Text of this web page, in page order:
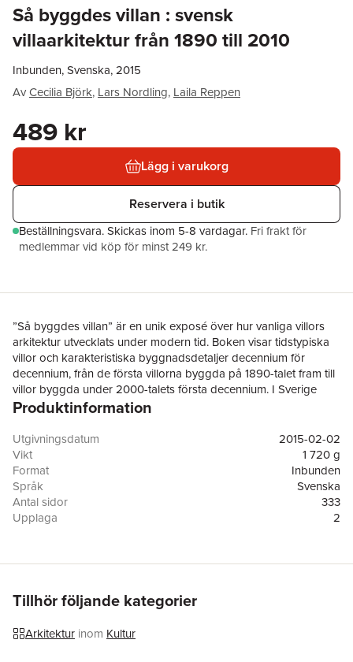
Så byggdes villan : svensk
villaarkitektur från 1890 till 2010
Inbunden, Svenska, 2015
AvCecilia Björk, Lars Nordling, Laila Reppen
489 kr
Lägg i varukorg
Reservera i butik
Beställningsvara.Skickas inom 5-8 vardagar. Fri frakt för
medlemmar vid köp för minst 249 kr.
”Så byggdes villan” är en unik exposé över hur vanliga villors
arkitektur utvecklats under modern tid. Boken visar tidstypiska
villor och karakteristiska byggnadsdetaljer decennium för
decennium, från de första villorna byggda på 1890-talet fram till
villor byggda under 2000-talets första decennium. I Sverige
finns närmare två miljoner villor som var och en utgör en del av
förvånansvärt lite om vardagsarkitekturen och det tidstypiska
för en villa från år 1890, 1930, 1950 eller 2000. Stilidealen har
varierat under de olika tidsperioderna. Arkitektur, planlösningar,
konstruktioner och inredningar har förändrats i takt med tiden.
De generella dragen isas i ett stort antal exakta illustrationer i
skala. För denna andra utgåva står Svensk Byggtjänst som
Produktinformation
Utgivningsdatum
2015-02-02
Vikt
1 720 g
Format
Inbunden
Språk
Svenska
Antal sidor
333
Upplaga
2
Tillhör följande kategorier
Arkitektur inom Kultur